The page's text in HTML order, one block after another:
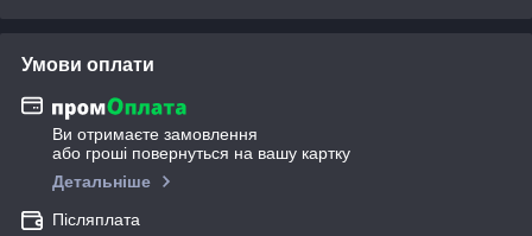
Умови оплати
Ви отримаєте замовлення
або гроші повернуться на вашу картку
Детальніше
Післяплата